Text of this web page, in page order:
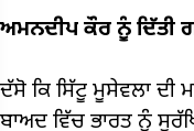
ਅਮਨਦੀਪ ਕੌਰ ਨੂੰ ਦਿੱਤੀ
ਦੱਸੋ ਕਿ ਸਿੱਟੂ ਮੂਸੇਵਲਾ ਦੀ
ਬਾਅਦ ਵਿੱਚ ਭਾਰਤ ਨੂੰ